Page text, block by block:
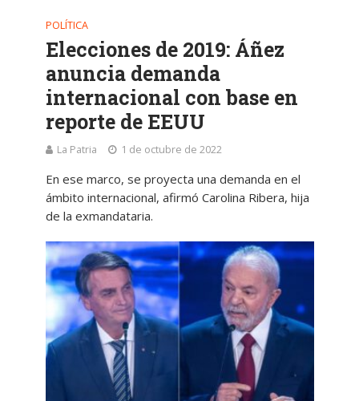
POLÍTICA
Elecciones de 2019: Áñez
anuncia demanda
internacional con base en
reporte de EEUU
La Patria 1 de octubre de 2022
En ese marco, se proyecta una demanda en el
ámbito internacional, afirmó Carolina Ribera, hija
de la exmandataria.